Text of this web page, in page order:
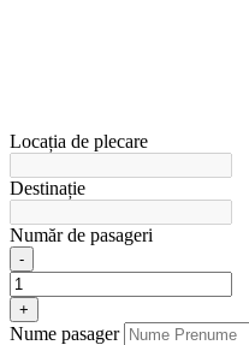
Locația de plecare
Destinație
Număr de pasageri
-
+
Nume pasager